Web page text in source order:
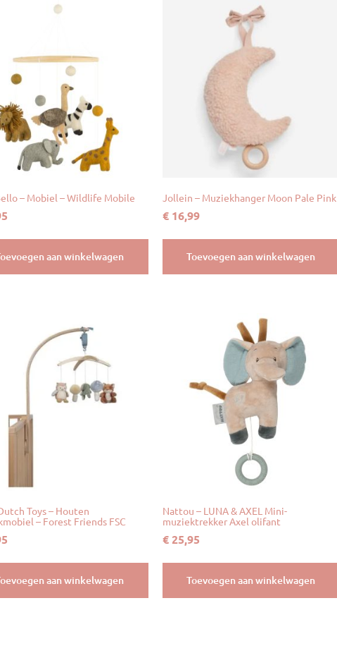
– Mobiel – Wildlife Mobile
aan winkelwagen
Jollein – Muziekhanger Moon Pale Pink
€16,99
Toevoegen aan winkelwagen
Toys – Houten
– Forest Friends FSC
aan winkelwagen
Nattou – LUNA & AXEL Mini-
muziektrekker Axel olifant
€25,95
Toevoegen aan winkelwagen